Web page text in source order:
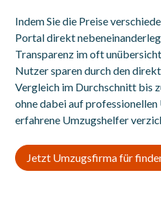
Indem Sie die Preise
Portal direkt
Transparenz im oft
Nutzer sparen durch den
Vergleich im Durchschnitt bis
ohne dabei auf
erfahrene Umzugshelfer
Jetzt Umzugsfirma für